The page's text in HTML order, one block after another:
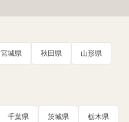
宮城県 秋田県 山形県
千葉県 茨城県 栃木県